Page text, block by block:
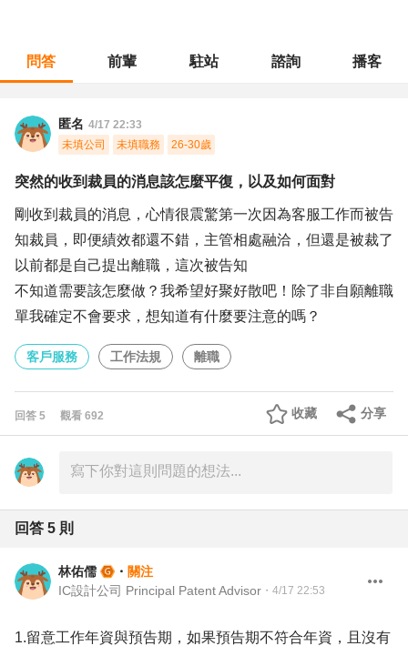
問答 前輩 駐站 諮詢 播客
匿名 4/17 22:33
未填公司
未填職務 26-30歲
突然的收到裁員的消息該怎麼平復，以及如何面對
剛收到裁員的消息，心情很震驚第一次因為客服工作而被告
知裁員，即便績效都還不錯，主管相處融洽，但還是被裁了
以前都是自己提出離職，這次被告知
不知道需要該怎麼做？我希望好聚好散吧！除了非自願離職
單我確定不會要求，想知道有什麼要注意的嗎？
客戶服務 工作法規 離職
回答 5 觀看 692 分享
收藏
回答 5 則
林佑儒 ・ 關注
IC設計公司 Principal Patent Advisor ・ 4/17 22:53
1.留意工作年資與預告期，如果預告期不符合年資，且沒有